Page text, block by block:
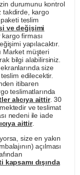
durumunu kontrol
takdirde, kargo
teslim
ve değişimi
firması
yapılacaktır.
Market müşteri
bilgi alabilirsiniz.
size
edilecektir.
itibaren
teslimatlarında
alıcıya aittir. 30
ve teslimat
nedeni ile iade
aittir.
size en yakın
açılması
kapsamı dışında